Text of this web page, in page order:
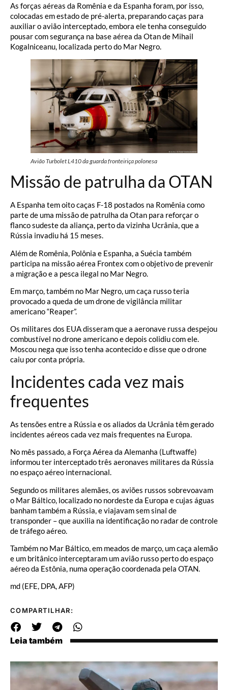
As forças aéreas da Romênia e da Espanha foram, por isso,
colocadas em estado de pré-alerta, preparando caças para
auxiliar o avião interceptado, embora ele tenha conseguido
pousar com segurança na base aérea da Otan de Mihail
Kogalniceanu, localizada perto do Mar Negro.
Avião Turbolet L410 da guarda fronteiriça polonesa
Missão de patrulha da OTAN
A Espanha tem oito caças F-18 postados na Romênia como
parte de uma missão de patrulha da Otan para reforçar o
flanco sudeste da aliança, perto da vizinha Ucrânia, que a
Rússia invadiu há 15 meses.
Além de Romênia, Polônia e Espanha, a Suécia também
participa na missão aérea Frontex com o objetivo de prevenir
a migração e a pesca ilegal no Mar Negro.
Em março, também no Mar Negro, um caça russo teria
provocado a queda de um drone de vigilância militar
americano “Reaper”.
Os militares dos EUA disseram que a aeronave russa despejou
combustível no drone americano e depois colidiu com ele.
Moscou nega que isso tenha acontecido e disse que o drone
caiu por conta própria.
Incidentes cada vez mais
frequentes
As tensões entre a Rússia e os aliados da Ucrânia têm gerado
incidentes aéreos cada vez mais frequentes na Europa.
No mês passado, a Força Aérea da Alemanha (Luftwaffe)
informou ter interceptado três aeronaves militares da Rússia
no espaço aéreo internacional.
Segundo os militares alemães, os aviões russos sobrevoavam
o Mar Báltico, localizado no nordeste da Europa e cujas águas
banham também a Rússia, e viajavam sem sinal de
transponder – que auxilia na identificação no radar de controle
de tráfego aéreo.
Também no Mar Báltico, em meados de março, um caça alemão
e um britânico interceptaram um avião russo perto do espaço
aéreo da Estônia, numa operação coordenada pela OTAN.
md (EFE, DPA, AFP)
COMPARTILHAR:
Leia também